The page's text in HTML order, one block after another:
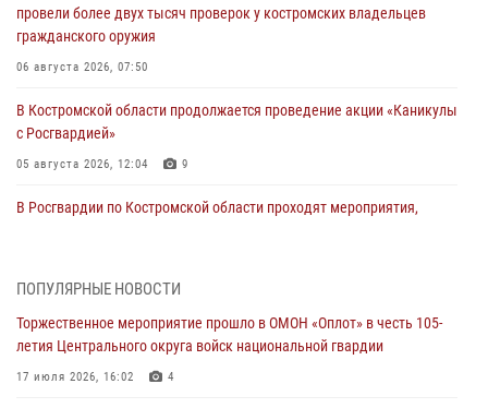
провели более двух тысяч проверок у костромских владельцев
гражданского оружия
06 августа 2026, 07:50
В Костромской области продолжается проведение акции «Каникулы
с Росгвардией»
05 августа 2026, 12:04 9
В Росгвардии по Костромской области проходят мероприятия,
04 августа 2026, 11:35
Состоялась рабочая встреча директора Росгвардии Героя России
генерала армии Виктора Золотова с заместителем полномочного
представителя Президента Российской Федерации в Северо-
ПОПУЛЯРНЫЕ НОВОСТИ
Торжественное мероприятие прошло в ОМОН «Оплот» в честь 105-
летия Центрального округа войск национальной гвардии
17 июля 2026, 16:02 4